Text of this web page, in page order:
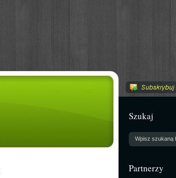
Szukaj
Partnerzy